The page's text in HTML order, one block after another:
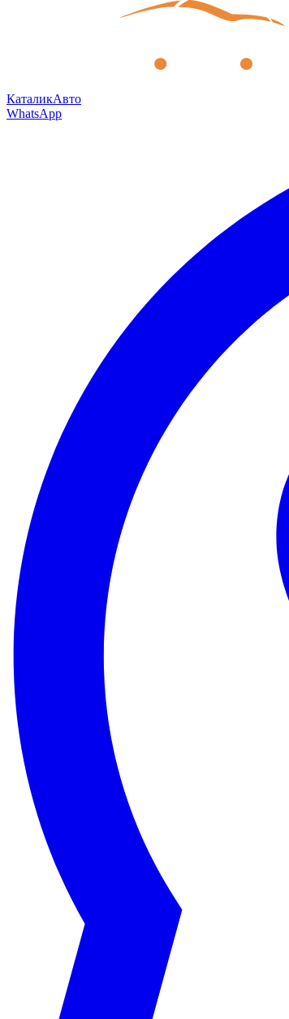
КаталикАвто
WhatsApp